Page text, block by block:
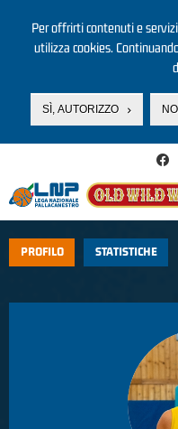
Per offrirti contenuti e
utilizza cookies.
SÌ, AUTORIZZO
PROFILO STATISTICHE